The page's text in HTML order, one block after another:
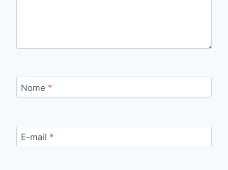
Nome *
E-mail *